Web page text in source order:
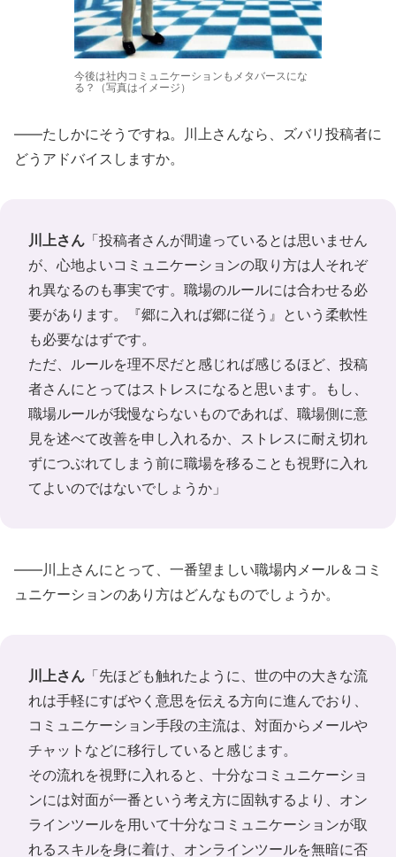
今後は社内コミュニケーションもメタバースにな
る？（写真はイメージ）
――たしかにそうですね。川上さんなら、ズバリ投稿者に
どうアドバイスしますか。
川上さん 「投稿者さんが間違っているとは思いません
が、心地よいコミュニケーションの取り方は人それぞ
れ異なるのも事実です。職場のルールには合わせる必
要があります。『郷に入れば郷に従う』という柔軟性
も必要なはずです。
ただ、ルールを理不尽だと感じれば感じるほど、投稿
者さんにとってはストレスになると思います。もし、
職場ルールが我慢ならないものであれば、職場側に意
見を述べて改善を申し入れるか、ストレスに耐え切れ
ずにつぶれてしまう前に職場を移ることも視野に入れ
てよいのではないでしょうか」
――川上さんにとって、一番望ましい職場内メール＆コミ
ュニケーションのあり方はどんなものでしょうか。
川上さん 「先ほども触れたように、世の中の大きな流
れは手軽にすばやく意思を伝える方向に進んでおり、
コミュニケーション手段の主流は、対面からメールや
チャットなどに移行していると感じます。
その流れを視野に入れると、十分なコミュニケーショ
ンには対面が一番という考え方に固執するより、オン
ラインツールを用いて十分なコミュニケーションが取
れるスキルを身に着け、オンラインツールを無暗に否